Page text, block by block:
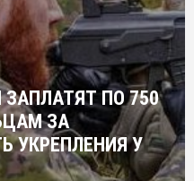
ПО 750
ЗА
УКРЕПЛЕНИЯ У